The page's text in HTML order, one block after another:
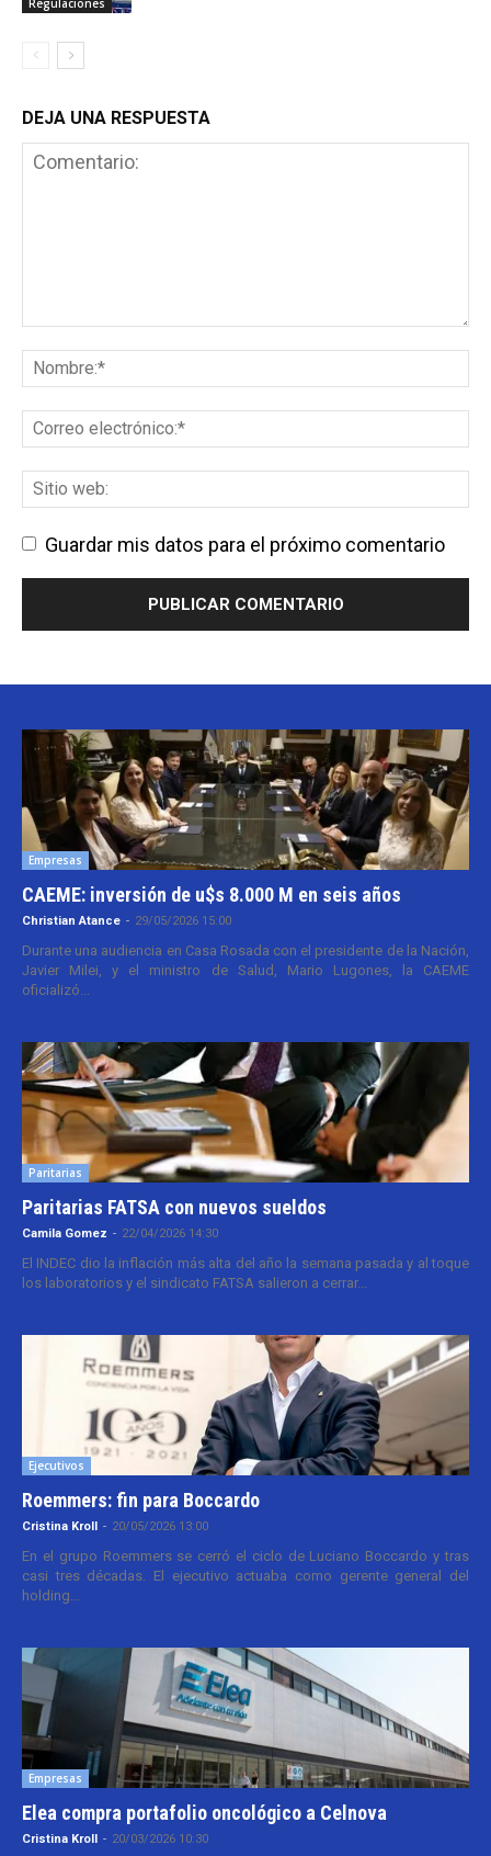
DEJA UNA RESPUESTA
Guardar mis datos para el próximo comentario
Empresas
CAEME: inversión de u$s 8.000 M en seis años
Christian Atance - 29/05/2026 15:00
Durante una audiencia en Casa Rosada con el presidente de la Nación,
Javier Milei, y el ministro de Salud, Mario Lugones, la CAEME
oficializó...
Paritarias
Paritarias FATSA con nuevos sueldos
Camila Gomez - 22/04/2026 14:30
El INDEC dio la inflación más alta del año la semana pasada y al toque
los laboratorios y el sindicato FATSA salieron a cerrar...
Ejecutivos
Roemmers: fin para Boccardo
Cristina Kroll - 20/05/2026 13:00
En el grupo Roemmers se cerró el ciclo de Luciano Boccardo y tras
casi tres décadas. El ejecutivo actuaba como gerente general del
holding...
Empresas
Elea compra portafolio oncológico a Celnova
Cristina Kroll - 20/03/2026 10:30